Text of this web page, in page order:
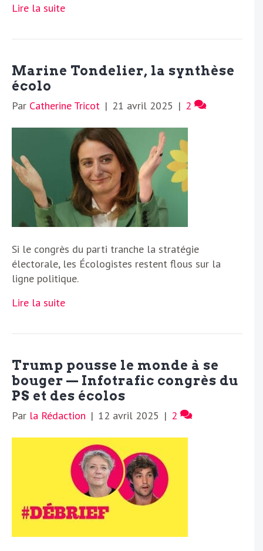
Lire la suite
Marine Tondelier, la synthèse
écolo
Par Catherine Tricot | 21 avril 2025 | 2
Si le congrès du parti tranche la stratégie
électorale, les Écologistes restent flous sur la
ligne politique.
Lire la suite
Trump pousse le monde à se
bouger — Infotrafic congrès du
PS et des écolos
Par la Rédaction | 12 avril 2025 | 2